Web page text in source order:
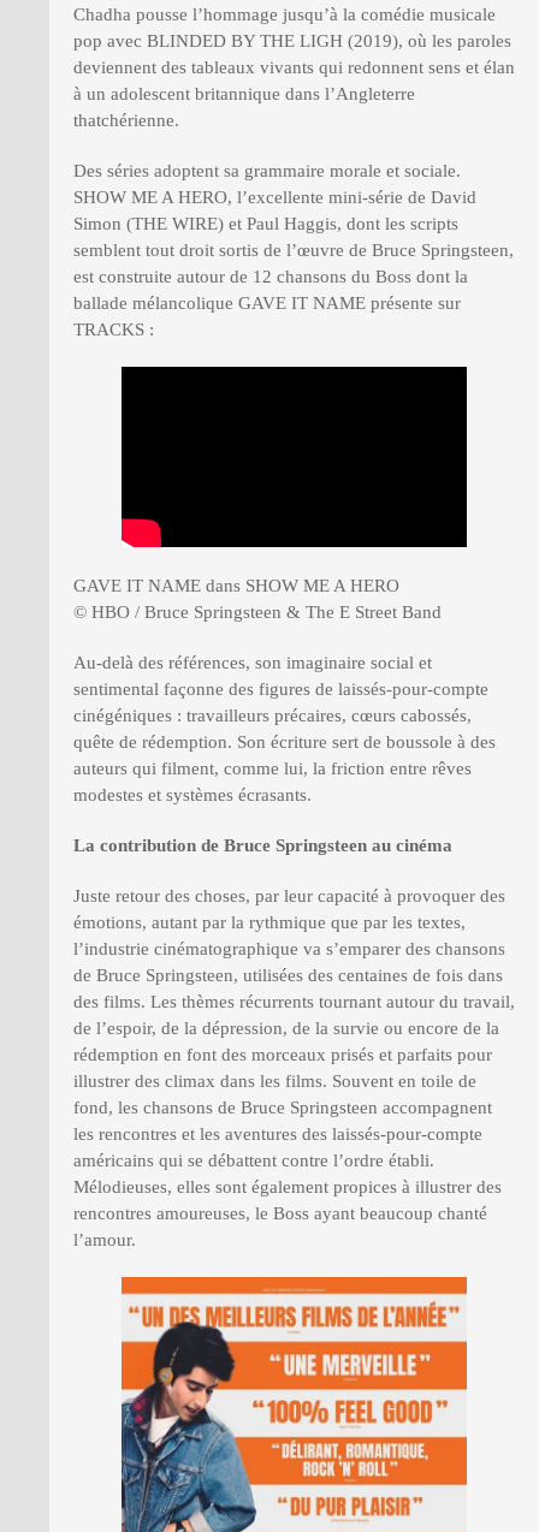
Chadha pousse l’hommage jusqu’à la comédie musicale
pop avec BLINDED BY THE LIGH (2019), où les paroles
deviennent des tableaux vivants qui redonnent sens et élan
à un adolescent britannique dans l’Angleterre
thatchérienne.
Des séries adoptent sa grammaire morale et sociale.
SHOW ME A HERO, l’excellente mini-série de David
Simon (THE WIRE) et Paul Haggis, dont les scripts
semblent tout droit sortis de l’œuvre de Bruce Springsteen,
est construite autour de 12 chansons du Boss dont la
ballade mélancolique GAVE IT NAME présente sur
TRACKS :
GAVE IT NAME dans SHOW ME A HERO
© HBO / Bruce Springsteen & The E Street Band
Au-delà des références, son imaginaire social et
sentimental façonne des figures de laissés-pour-compte
cinégéniques : travailleurs précaires, cœurs cabossés,
quête de rédemption. Son écriture sert de boussole à des
auteurs qui filment, comme lui, la friction entre rêves
modestes et systèmes écrasants.
La contribution de Bruce Springsteen au cinéma
Juste retour des choses, par leur capacité à provoquer des
émotions, autant par la rythmique que par les textes,
l’industrie cinématographique va s’emparer des chansons
de Bruce Springsteen, utilisées des centaines de fois dans
des films. Les thèmes récurrents tournant autour du travail,
de l’espoir, de la dépression, de la survie ou encore de la
rédemption en font des morceaux prisés et parfaits pour
illustrer des climax dans les films. Souvent en toile de
fond, les chansons de Bruce Springsteen accompagnent
les rencontres et les aventures des laissés-pour-compte
américains qui se débattent contre l’ordre établi.
Mélodieuses, elles sont également propices à illustrer des
rencontres amoureuses, le Boss ayant beaucoup chanté
l’amour.